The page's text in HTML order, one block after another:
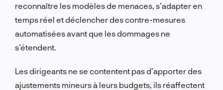
reconnaître les modèles de menaces, s’adapter en
temps réel et déclencher des contre-mesures
automatisées avant que les dommages ne
s’étendent.
Les dirigeants ne se contentent pas d’apporter des
ajustements mineurs à leurs budgets, ils réaffectent